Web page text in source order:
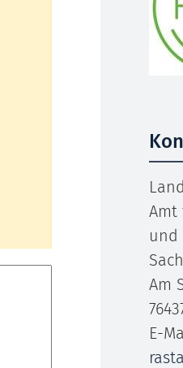
Amt
und
Am
E-